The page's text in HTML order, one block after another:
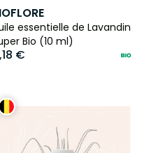
essentielle de Lavandin
Bio (10 ml)
€